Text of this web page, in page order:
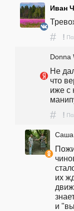
Иван
# !
Donna
Не
что
иже с
# !
Саша
их
и